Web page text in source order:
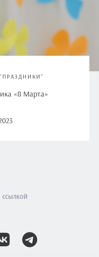
"ПРАЗДНИКИ"
«8 Марта»
ссылкой